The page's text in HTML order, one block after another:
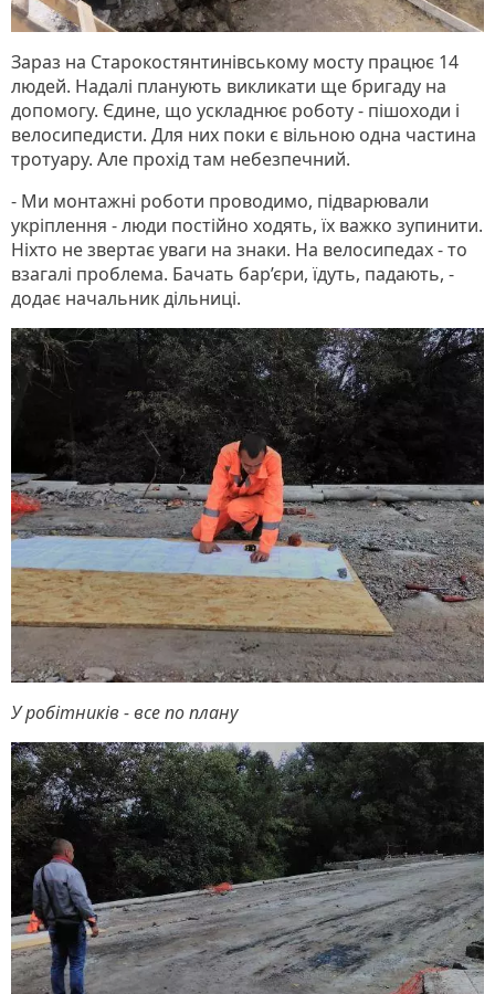
Зараз на Старокостянтинівському мосту працює 14
людей. Надалі планують викликати ще бригаду на
допомогу. Єдине, що ускладнює роботу - пішоходи і
велосипедисти. Для них поки є вільною одна частина
тротуару. Але прохід там небезпечний.
- Ми монтажні роботи проводимо, підварювали
укріплення - люди постійно ходять, їх важко зупинити.
Ніхто не звертає уваги на знаки. На велосипедах - то
взагалі проблема. Бачать бар’єри, їдуть, падають, -
додає начальник дільниці.
У робітників - все по плану